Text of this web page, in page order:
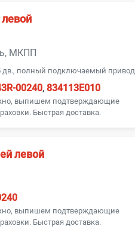
МКПП
дв., полный подключаемый привод
00240,834113E010
выпишем подтверждающие
Быстрая доставка.
левой
выпишем подтверждающие
Быстрая доставка.